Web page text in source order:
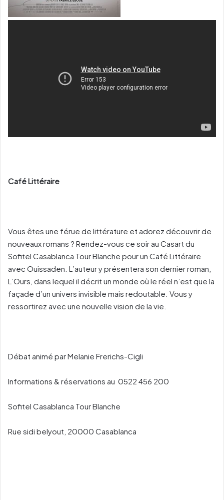
Café Littéraire
Vous êtes une férue de littérature et adorez découvrir de
nouveaux romans ? Rendez-vous ce soir au Casart du
Sofitel Casablanca Tour Blanche pour un Café Littéraire
avec Ouissaden. L’auteur y présentera son dernier roman,
L’Ours, dans lequel il décrit un monde où le réel n’est que la
façade d’un univers invisible mais redoutable. Vous y
ressortirez avec une nouvelle vision de la vie.
Débat animé par Melanie Frerichs-Cigli
Informations & réservations au 0522 456 200
Sofitel Casablanca Tour Blanche
Rue sidi belyout, 20000 Casablanca